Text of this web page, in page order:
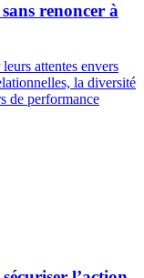
renoncer à
attentes envers
la diversité
de performance